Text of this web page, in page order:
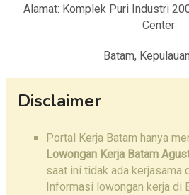
Alamat: Komplek Puri Industri
Center
Batam,
Disclaimer
Portal Kerja Batam hanya
Lowongan Kerja Batam
saat ini tidak ada kerjasama
Informasi lowongan kerja di